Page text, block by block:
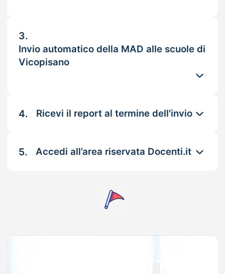
3.
Invio automatico della MAD alle scuole di
Vicopisano
4. Ricevi il report al termine dell'invio
5. Accedi all’area riservata Docenti.it